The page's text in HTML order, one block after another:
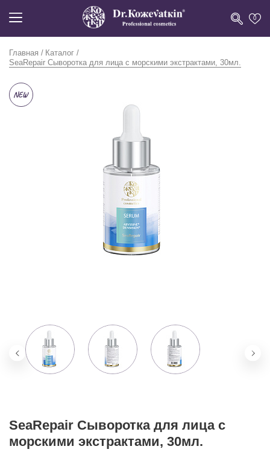
0
Главная
Каталог
SeaRepair Сыворотка для лица с морскими экстрактами, 30мл.
SeaRepair Сыворотка для лица с
морскими экстрактами, 30мл.